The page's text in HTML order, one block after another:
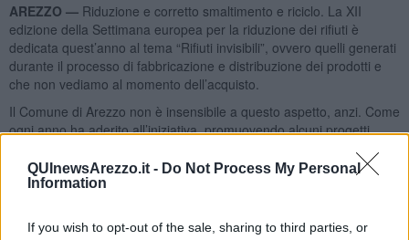
QUInewsArezzo.it - Do Not Process My Personal
Information
If you wish to opt-out of the sale, sharing to third parties, or
AREZZO — Riduzione e corretto smaltimento e riciclo. La XII
edizione della Settimana europea per la riduzione dei rifiuti è
dedicata quest’anno al tema “Rifiuti invisibili”, ovvero quelli generati
durante il processo di fabbricazione e distribuzione dei prodotti e
che non vediamo al momento dell’acquisto.
Il Comune di Arezzo non è insensibile a questo aspetto, anzi. Come
ogni anno ha aderito all’iniziativa, promuovendo alcuni progetti
Legambiente e No mad, che aderiscono al Centro di educazione
ambientale e alimentare (Ceaa).